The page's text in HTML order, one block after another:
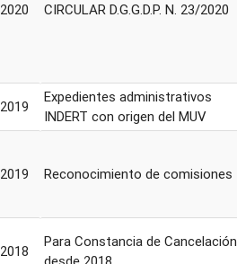
2020 CIRCULAR D.G.G.D.P. N. 23/2020
2019
Expedientes administrativos
INDERT con origen del MUV
2019 Reconocimiento de comisiones
2018
Para Constancia de Cancelación